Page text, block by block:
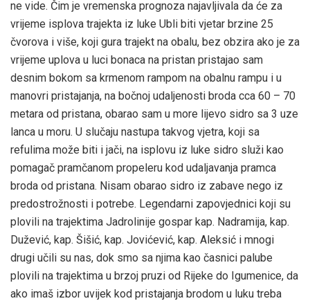
ne vide. Čim je vremenska prognoza najavljivala da će za
vrijeme isplova trajekta iz luke Ubli biti vjetar brzine 25
čvorova i više, koji gura trajekt na obalu, bez obzira ako je za
vrijeme uplova u luci bonaca na pristan pristajao sam
desnim bokom sa krmenom rampom na obalnu rampu i u
manovri pristajanja, na bočnoj udaljenosti broda cca 60 – 70
metara od pristana, obarao sam u more lijevo sidro sa 3 uze
lanca u moru. U slučaju nastupa takvog vjetra, koji sa
refulima može biti i jači, na isplovu iz luke sidro služi kao
pomagač pramčanom propeleru kod udaljavanja pramca
broda od pristana. Nisam obarao sidro iz zabave nego iz
predostrožnosti i potrebe. Legendarni zapovjednici koji su
plovili na trajektima Jadrolinije gospar kap. Nadramija, kap.
Dužević, kap. Šišić, kap. Jovićević, kap. Aleksić i mnogi
drugi učili su nas, dok smo sa njima kao časnici palube
plovili na trajektima u brzoj pruzi od Rijeke do Igumenice, da
ako imaš izbor uvijek kod pristajanja brodom u luku treba